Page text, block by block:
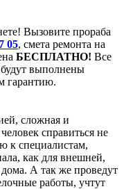
Вызовите прораба
05, смета ремонта на
БЕСПЛАТНО! Все
выполнены
гарантию.
сложная и
справиться не
к специалистам,
как для внешней,
А так же проведут
работы, учтут